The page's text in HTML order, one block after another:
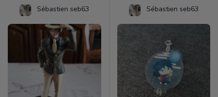
Sébastien seb63 Sébastien seb63